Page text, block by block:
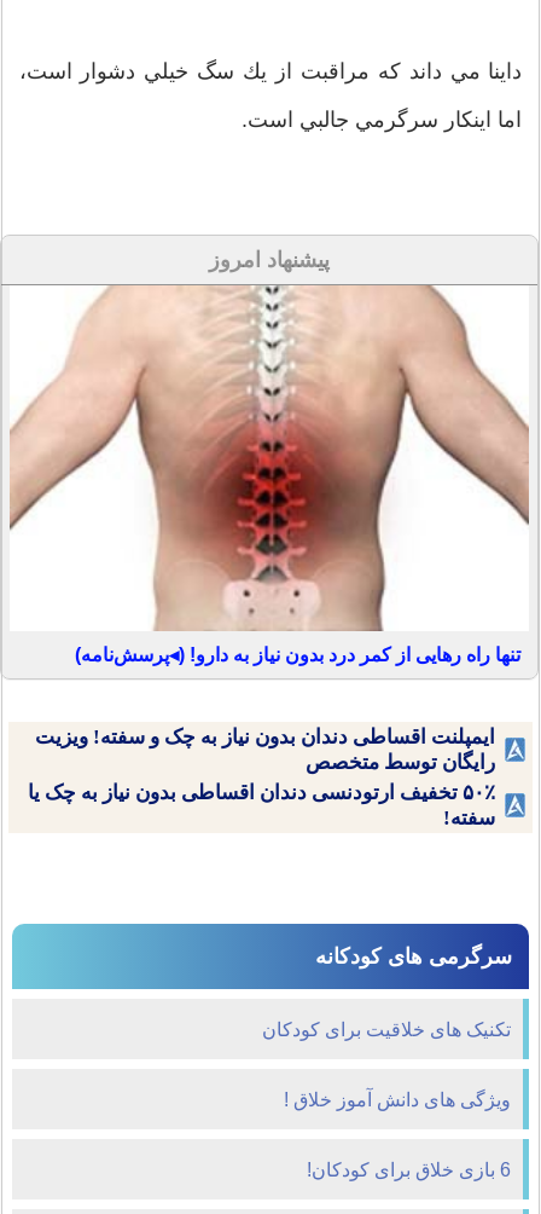
داينا مي داند كه مراقبت از يك سگ خيلي دشوار است،
اما اينكار سرگرمي جالبي است.
پیشنهاد امروز
تنها راه رهایی از کمر درد بدون نیاز به دارو! (◂پرسش‌نامه)
ایمپلنت اقساطی دندان بدون نیاز به چک و سفته! ویزیت
رایگان توسط متخصص
۵۰٪ تخفیف ارتودنسی دندان اقساطی بدون نیاز به چک یا
سفته!
سرگرمی های کودکانه
تکنیک های خلاقیت برای کودکان
ویژگی های دانش آموز خلاق !
6 بازی خلاق برای کودکان!